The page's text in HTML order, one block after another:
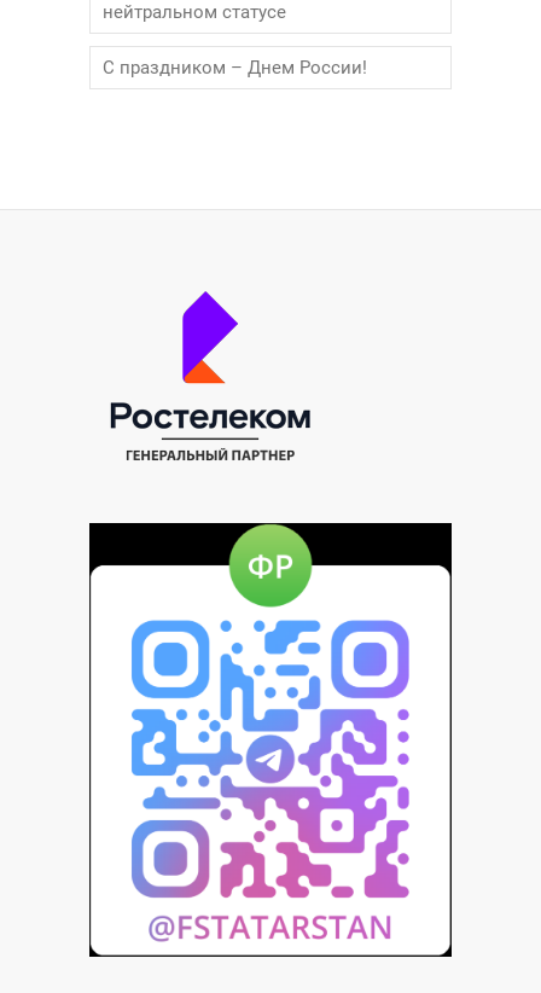
нейтральном статусе
С праздником – Днем России!